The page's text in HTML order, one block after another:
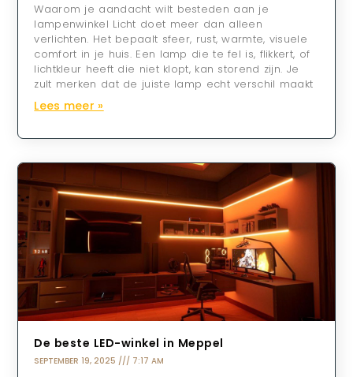
Waarom je aandacht wilt besteden aan je
lampenwinkel Licht doet meer dan alleen
verlichten. Het bepaalt sfeer, rust, warmte, visuele
comfort in je huis. Een lamp die te fel is, flikkert, of
lichtkleur heeft die niet klopt, kan storend zijn. Je
zult merken dat de juiste lamp echt verschil maakt
Lees meer »
De beste LED-winkel in Meppel
SEPTEMBER 19, 2025 7:17 AM